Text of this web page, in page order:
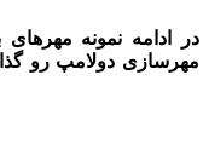
در ادامه نمونه
مهرسازی دولامپ رو